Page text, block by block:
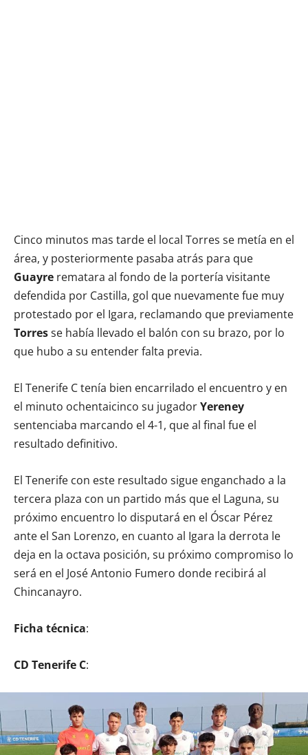
Cinco minutos mas tarde el local Torres se metía en el
área, y posteriormente pasaba atrás para que
Guayre rematara al fondo de la portería visitante
defendida por Castilla, gol que nuevamente fue muy
protestado por el Igara, reclamando que previamente
Torresse había llevado el balón con su brazo, por lo
que hubo a su entender falta previa.
El Tenerife C tenía bien encarrilado el encuentro y en
el minuto ochentaicinco su jugadorYereney
sentenciaba marcando el 4-1, que al final fue el
resultado definitivo.
El Tenerife con este resultado sigue enganchado a la
tercera plaza con un partido más que el Laguna, su
próximo encuentro lo disputará en el Óscar Pérez
ante el San Lorenzo, en cuanto al Igara la derrota le
deja en la octava posición, su próximo compromiso lo
será en el José Antonio Fumero donde recibirá al
Chincanayro.
Ficha técnica:
CD Tenerife C: